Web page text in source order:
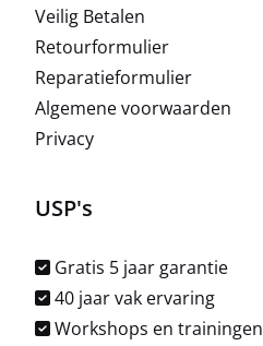
Veilig Betalen
Retourformulier
Reparatieformulier
Algemene voorwaarden
Privacy
USP's
Gratis 5 jaar garantie
40 jaar vak ervaring
Workshops en trainingen